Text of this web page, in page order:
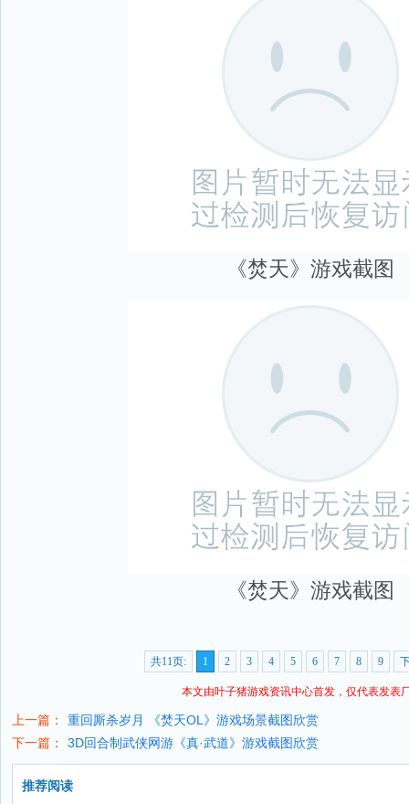
《焚天》游戏截图
《焚天》游戏截图
共11页: 1 2 3 4 5 6 7 8 9
本文由叶子猪游戏资讯中心首发，仅代表发表
上一篇：
重回厮杀岁月 《焚天OL》游戏场景截图欣赏
下一篇：
3D回合制武侠网游《真·武道》游戏截图欣赏
推荐阅读